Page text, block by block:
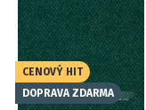
CENOVÝ HIT
DOPRAVA ZDARMA